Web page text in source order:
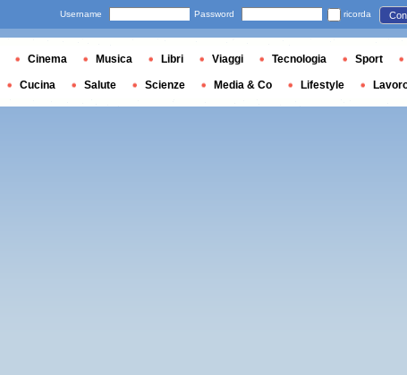
Username Password ricorda
Cinema Musica Libri Viaggi Tecnologia Sport
Cucina Salute Scienze Media & Co Lifestyle